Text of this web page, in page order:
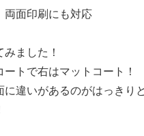
両面印刷にも対応
ました！
ートで右はマットコート！
に違いがあるのがはっきり